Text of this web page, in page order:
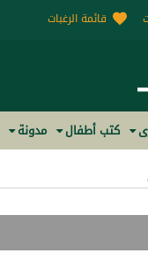
قائمة الرغبات
كتب أطفال مدونة